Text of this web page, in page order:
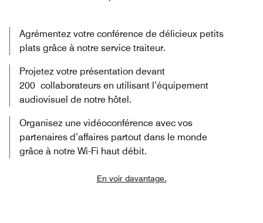
Agrémentez votre conférence de délicieux petits
plats grâce à notre service traiteur.
Projetez votre présentation devant
200 collaborateurs en utilisant l’équipement
audiovisuel de notre hôtel.
Organisez une vidéoconférence avec vos
partenaires d’affaires partout dans le monde
grâce à notre Wi-Fi haut débit.
En voir davantage.